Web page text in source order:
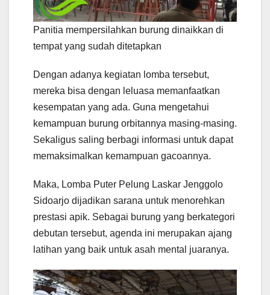
Panitia mempersilahkan burung dinaikkan di
tempat yang sudah ditetapkan
Dengan adanya kegiatan lomba tersebut,
mereka bisa dengan leluasa memanfaatkan
kesempatan yang ada. Guna mengetahui
kemampuan burung orbitannya masing-masing.
Sekaligus saling berbagi informasi untuk dapat
memaksimalkan kemampuan gacoannya.
Maka, Lomba Puter Pelung Laskar Jenggolo
Sidoarjo dijadikan sarana untuk menorehkan
prestasi apik. Sebagai burung yang berkategori
debutan tersebut, agenda ini merupakan ajang
latihan yang baik untuk asah mental juaranya.